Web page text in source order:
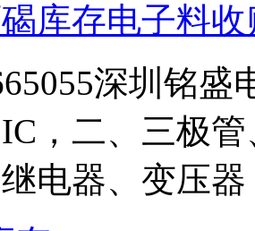
库存电子料收
深圳铭盛
，二、三极
电器、变压